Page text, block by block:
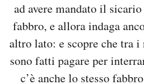
ad avere mandato il
fabbro, e allora indaga
altro lato: e scopre che tra
sono fatti pagare per
c’è anche lo stesso